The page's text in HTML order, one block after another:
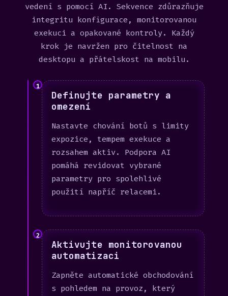
vedení s pomocí AI. Sekvence zdůrazňuje
integritu konfigurace, monitorovanou
exekuci a opakované kontroly. Každý
krok je navržen pro čitelnost na
desktopu a přátelskost na mobilu.
1
Definujte parametry a
omezení
Nastavte chování botů s limity
expozice, tempem exekuce a
rozsahem aktiv. Podpora AI
pomáhá revidovat vybrané
parametry pro spolehlivé
použití napříč relacemi.
2
Aktivujte monitorovanou
automatizaci
Zapněte automatické obchodování
s pohledem na provoz, který